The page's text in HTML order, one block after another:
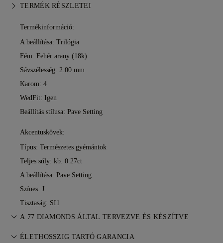
TERMÉK RÉSZLETEI
Termékinformáció:
A beállítása: Trilógia
Fém: Fehér arany (18k)
Sávszélesség: 2.00 mm
Karom: 4
WedFit: Igen
Beállítás stílusa: Pave Setting
Akcentuskövek:
Típus: Természetes gyémántok
Teljes súly: kb. 0.27ct
A beállítása: Pave Setting
Színes: J
Tisztaság: SI1
A 77 DIAMONDS ÁLTAL TERVEZVE ÉS KÉSZÍTVE
Az ékszerkészítés művészete, a 77 Diamonds mestereitől —
ÉLETHOSSZIG TARTÓ GARANCIA